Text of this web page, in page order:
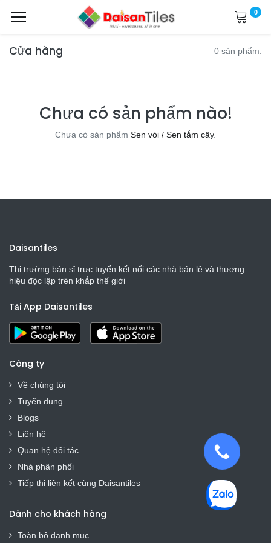
0
Cửa hàng 0 sản phẩm.
Chưa có sản phẩm nào!
Chưa có sản phẩm Sen vòi / Sen tắm cây.
Daisantiles
Thị trường bán sỉ trực tuyến kết nối các nhà bán lẻ và thương
hiệu độc lập trên khắp thế giới
Tải App Daisantiles
Công ty
Về chúng tôi
Tuyển dụng
Blogs
Liên hệ
Quan hệ đối tác
Nhà phân phối
Tiếp thị liên kết cùng Daisantiles
Dành cho khách hàng
Toàn bộ danh mục